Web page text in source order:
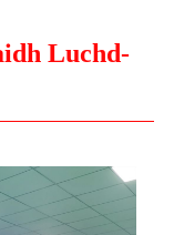
Luchd-